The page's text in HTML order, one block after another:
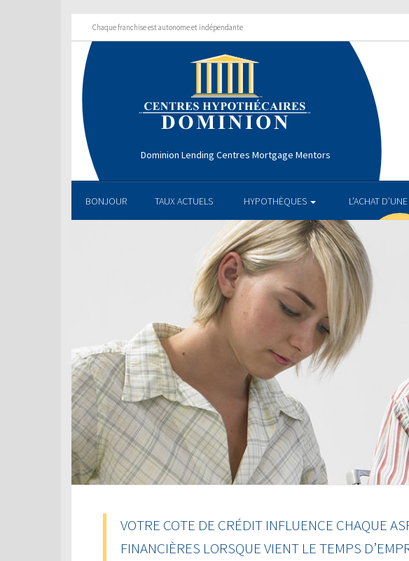
Chaque franchise est autonome et indépendante
Dominion Lending Centres Mortgage Mentors
BONJOUR TAUX ACTUELS HYPOTHÈQUES L’ACHAT
VOTRE COTE DE CRÉDIT INFLUENCE CHAQUE
FINANCIÈRES LORSQUE VIENT LE TEMPS